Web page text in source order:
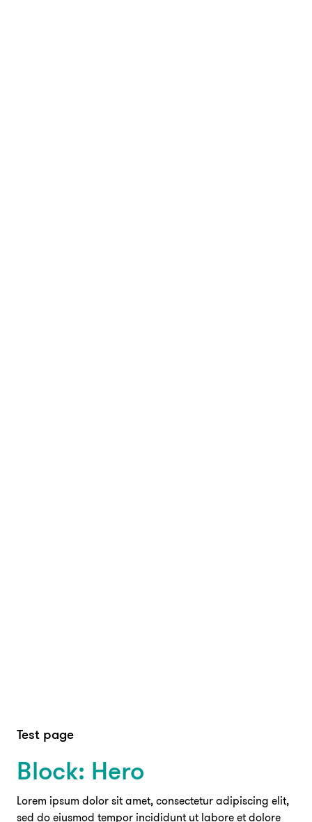
Test page
Block: Hero
Lorem ipsum dolor sit amet, consectetur adipiscing elit,
sed do eiusmod tempor incididunt ut labore et dolore